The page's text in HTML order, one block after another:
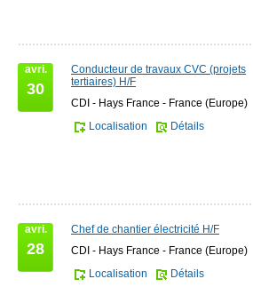
avri.
30
Conducteur de travaux CVC (projets
tertiaires) H/F
CDI - Hays France - France (Europe)
Localisation
Détails
avri.
28
Chef de chantier électricité H/F
CDI - Hays France - France (Europe)
Localisation
Détails